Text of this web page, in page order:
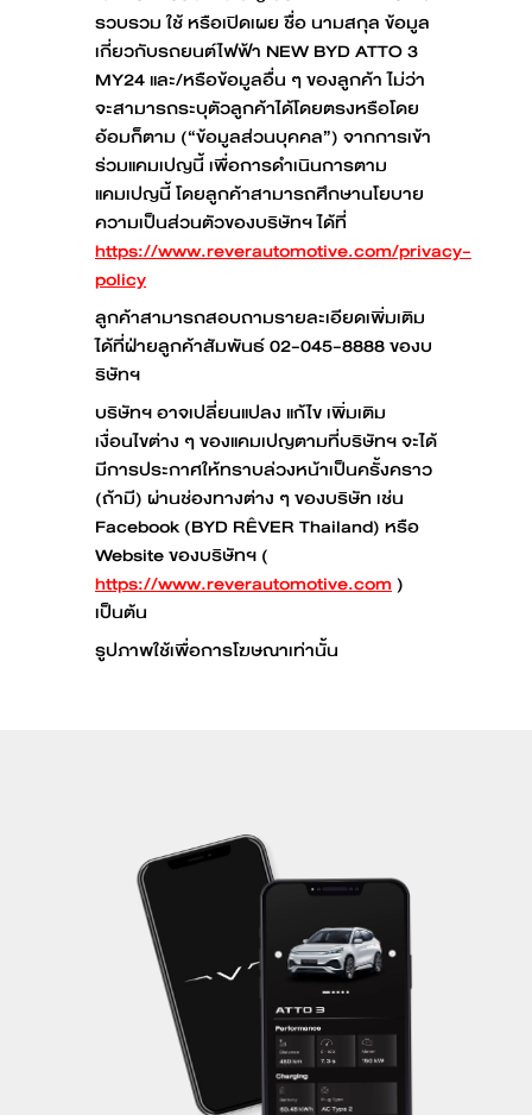
รวบรวม ใช้ หรือเปิดเผย ชื่อ นามสกุล ข้อมูล
เกี่ยวกับรถยนต์ไฟฟ้า NEW BYD ATTO 3
MY24 และ/หรือข้อมูลอื่น ๆ ของลูกค้า ไม่ว่า
จะสามารถระบุตัวลูกค้าได้โดยตรงหรือโดย
อ้อมก็ตาม (“ข้อมูลส่วนบุคคล”) จากการเข้า
ร่วมแคมเปญนี้ เพื่อการดำเนินการตาม
แคมเปญนี้ โดยลูกค้าสามารถศึกษานโยบาย
ความเป็นส่วนตัวของบริษัทฯ ได้ที่
https://www.reverautomotive.com/privacy-
policy
ลูกค้าสามารถสอบถามรายละเอียดเพิ่มเติม
ได้ที่ฝ่ายลูกค้าสัมพันธ์ 02-045-8888 ของบ
ริษัทฯ
บริษัทฯ อาจเปลี่ยนแปลง แก้ไข เพิ่มเติม
เงื่อนไขต่าง ๆ ของแคมเปญตามที่บริษัทฯ จะได้
มีการประกาศให้ทราบล่วงหน้าเป็นครั้งคราว
(ถ้ามี) ผ่านช่องทางต่าง ๆ ของบริษัท เช่น
Facebook (BYD RÊVER Thailand) หรือ
Website ของบริษัทฯ (
https://www.reverautomotive.com)
เป็นต้น
รูปภาพใช้เพื่อการโฆษณาเท่านั้น